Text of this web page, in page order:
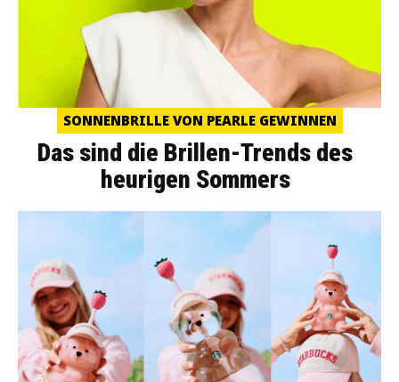
SONNENBRILLE VON PEARLE GEWINNEN
Das sind die Brillen-Trends des
heurigen Sommers